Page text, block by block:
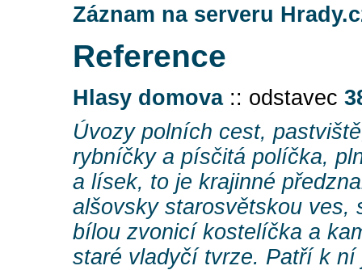
Záznam na serveru
Reference
Hlasy domova:: odstavec
Úvozy polních cest,
rybníčky a písčitá políčka,
a lísek, to je krajinné
alšovsky starosvětskou ves,
bílou zvonicí kostelíčka a
staré vladyčí tvrze. Patří k ní